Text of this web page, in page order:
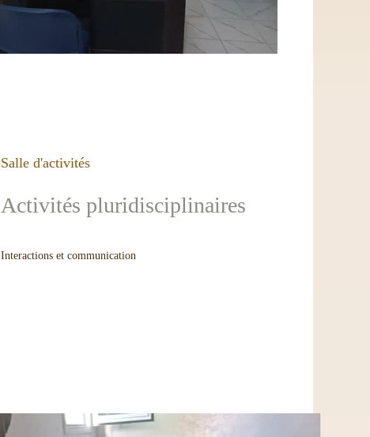
Salle d'activités
Activités pluridisciplinaires
Interactions et communication